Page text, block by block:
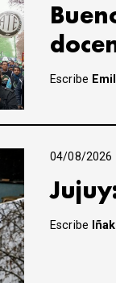
Escribe
04/08/2026
Escribe